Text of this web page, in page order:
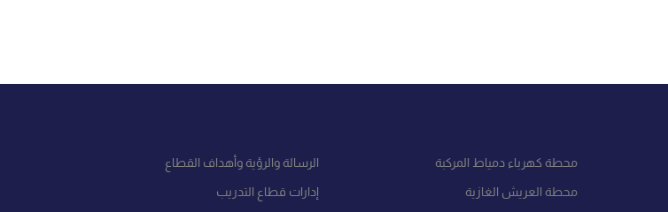
محطة كهرباء دمياط المركبة
محطة العريش الغازية
الرسالة والرؤية وأهداف القطاع
إدارات قطاع التدريب